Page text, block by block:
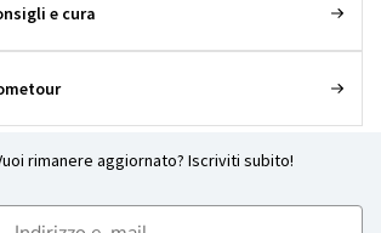
e cura
rimanere aggiornato? Iscriviti subito!
mailadres